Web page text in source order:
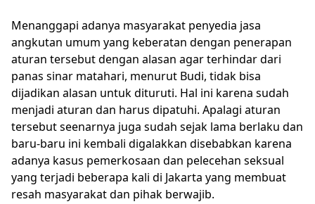
Menanggapi adanya masyarakat penyedia jasa
angkutan umum yang keberatan dengan penerapan
aturan tersebut dengan alasan agar terhindar dari
panas sinar matahari, menurut Budi, tidak bisa
dijadikan alasan untuk dituruti. Hal ini karena sudah
menjadi aturan dan harus dipatuhi. Apalagi aturan
tersebut seenarnya juga sudah sejak lama berlaku dan
baru-baru ini kembali digalakkan disebabkan karena
adanya kasus pemerkosaan dan pelecehan seksual
yang terjadi beberapa kali di Jakarta yang membuat
resah masyarakat dan pihak berwajib.